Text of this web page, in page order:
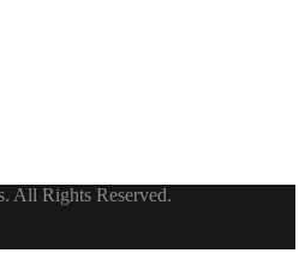
All Rights Reserved.